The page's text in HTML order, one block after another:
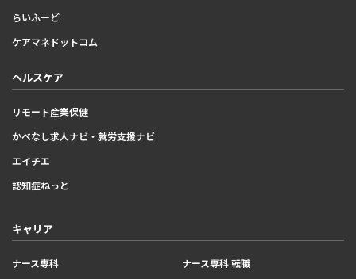
らいふーど
ケアマネドットコム
ヘルスケア
リモート産業保健
かべなし求人ナビ・就労支援ナビ
エイチエ
認知症ねっと
キャリア
ナース専科 ナース専科 転職